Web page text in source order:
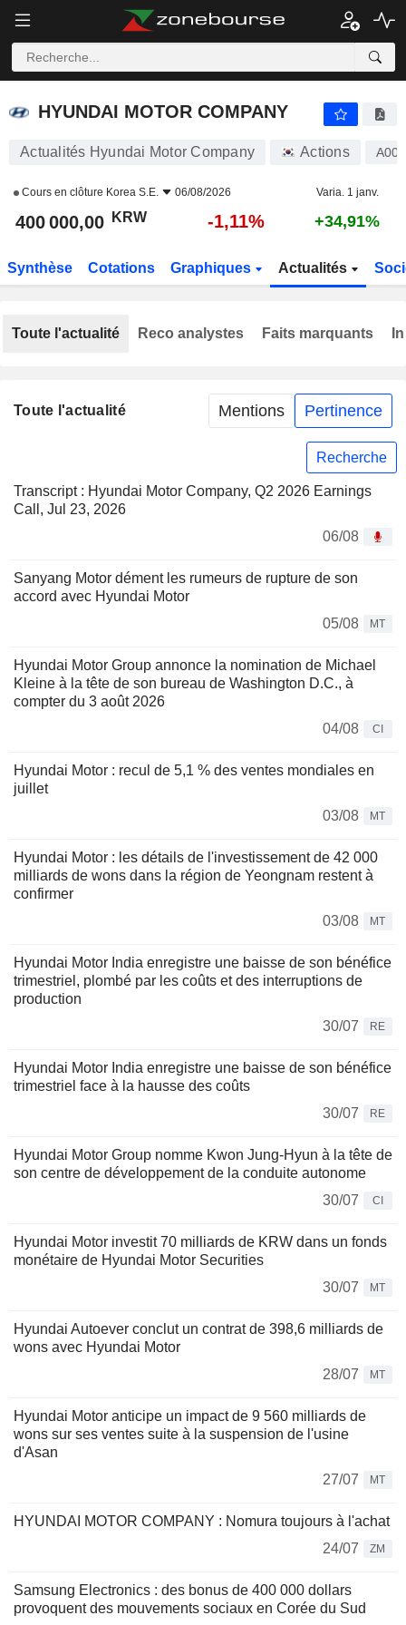
HYUNDAI MOTOR COMPANY
Actualités Hyundai Motor Company Actions
Cours en clôture Korea S.E. 06/08/2026 Varia. 1 janv.
400 000,00 KRW -1,11% +34,91%
Synthèse Cotations Graphiques Actualités
Toute l'actualité Mentions Pertinence
Recherche
Transcript : Hyundai Motor Company, Q2 2026 Earnings
Call, Jul 23, 2026
06/08
Sanyang Motor dément les rumeurs de rupture de son
accord avec Hyundai Motor
05/08
MT
Hyundai Motor Group annonce la nomination de Michael
Kleine à la tête de son bureau de Washington D.C., à
compter du 3 août 2026
04/08
CI
Hyundai Motor : recul de 5,1 % des ventes mondiales en
juillet
03/08
MT
Hyundai Motor : les détails de l'investissement de 42 000
milliards de wons dans la région de Yeongnam restent à
confirmer
03/08
MT
Hyundai Motor India enregistre une baisse de son bénéfice
trimestriel, plombé par les coûts et des interruptions de
production
30/07
RE
Hyundai Motor India enregistre une baisse de son bénéfice
trimestriel face à la hausse des coûts
30/07
RE
Hyundai Motor Group nomme Kwon Jung-Hyun à la tête de
son centre de développement de la conduite autonome
30/07
CI
Hyundai Motor investit 70 milliards de KRW dans un fonds
monétaire de Hyundai Motor Securities
30/07
MT
Hyundai Autoever conclut un contrat de 398,6 milliards de
wons avec Hyundai Motor
28/07
MT
Hyundai Motor anticipe un impact de 9 560 milliards de
wons sur ses ventes suite à la suspension de l'usine
d'Asan
27/07
MT
HYUNDAI MOTOR COMPANY : Nomura toujours à l'achat
24/07
ZM
Samsung Electronics : des bonus de 400 000 dollars
provoquent des mouvements sociaux en Corée du Sud
Toute l'actualité Reco analystes Faits marquants